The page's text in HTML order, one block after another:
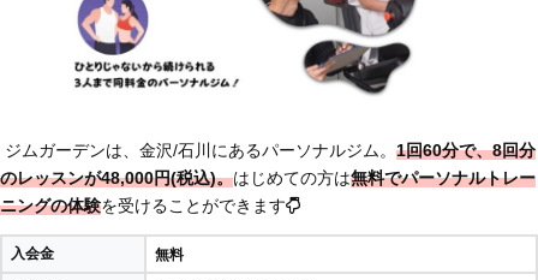
ジムガーデンは、金沢/石川にあるパーソナルジム。 1回60分で、8回分
のレッスンが48,000円(税込)。はじめての方は無料でパーソナルトレー
ニングの体験を受けることができます
入会金 無料